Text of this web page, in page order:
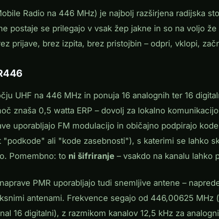
Radio na 446 MHz) je najbolj razširjena radijska
postaje se prilegajo v vsak žep jakne in so na voljo
prijave, brez izpita, brez pristojbin – odpri, vklopi,
UHF na 446 MHz in ponuja 16 analognih ter 16
znaša 0,5 watta ERP – dovolj za lokalno
uporabljajo FM modulacijo in običajno podpirajo kode
"podkode" ali "kode zasebnosti"), s katerimi se lahko
Pomembno: to ni šifriranje – vsakdo na kanalu lahko
PMR uporabljajo tudi snemljive antene –
antenami. Frekvence segajo od 446,00625 MHz
16 digitalni), z razmikom kanalov 12,5 kHz za